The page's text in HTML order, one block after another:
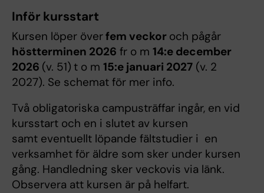
Inför kursstart
Kursen löper överfem veckor och pågår
höstterminen 2026 fr o m 14:e december
2026 (v. 51) t o m 15:e januari 2027 (v. 2
2027). Se schemat för mer info.
Två obligatoriska campusträffar ingår, en vid
kursstart och en i slutet av kursen
samt eventuellt löpande fältstudier i en
verksamhet för äldre som sker under kursen
gång. Handledning sker veckovis via länk.
Observera att kursen är på helfart.